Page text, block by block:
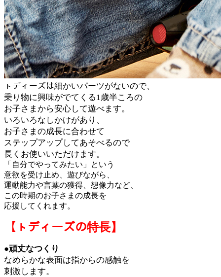
ㇳディーズは細かいパーツがないので、
乗り物に興味がでてくる1歳半ころの
お子さまから安心して遊べます。
いろいろなしかけがあり、
お子さまの成長に合わせて
ステップアップしてあそべるので
長くお使いいただけます。
「自分でやってみたい」という
意欲を受け止め、遊びながら、
運動能力や言葉の獲得、想像力など、
この時期のお子さまの成長を
応援してくれます。
【ㇳディーズの特長】
●頑丈なつくり
なめらかな表面は指からの感触を
刺激します。